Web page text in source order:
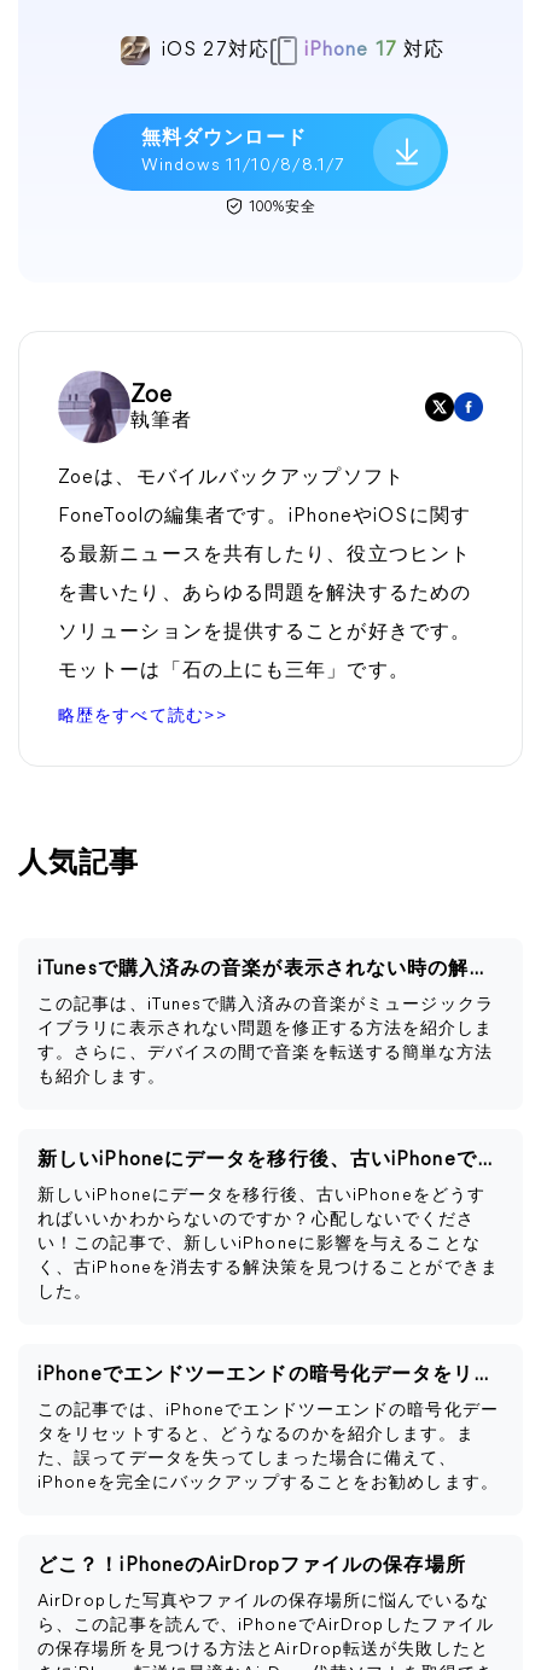
iOS 27対応 iPhone 17 対応
無料ダウンロード
Windows 11/10/8/8.1/7
100%安全
Zoe
執筆者
Zoeは、モバイルバックアップソフト
FoneToolの編集者です。iPhoneやiOSに関す
る最新ニュースを共有したり、役立つヒント
を書いたり、あらゆる問題を解決するための
ソリューションを提供することが好きです。
モットーは「石の上にも三年」です。
略歴をすべて読む>>
人気記事
iTunesで購入済みの音楽が表示されない時の解決策
この記事は、iTunesで購入済みの音楽がミュージックラ
イブラリに表示されない問題を修正する方法を紹介しま
す。さらに、デバイスの間で音楽を転送する簡単な方法
も紹介します。
新しいiPhoneにデータを移行後、古いiPhoneですべきこと
新しいiPhoneにデータを移行後、古いiPhoneをどうす
ればいいかわからないのですか？心配しないでくださ
い！この記事で、新しいiPhoneに影響を与えることな
く、古iPhoneを消去する解決策を見つけることができま
した。
iPhoneでエンドツーエンドの暗号化データをリセットするとどうなるか
この記事では、iPhoneでエンドツーエンドの暗号化デー
タをリセットすると、どうなるのかを紹介します。ま
た、誤ってデータを失ってしまった場合に備えて、
iPhoneを完全にバックアップすることをお勧めします。
どこ？！iPhoneのAirDropファイルの保存場所
AirDropした写真やファイルの保存場所に悩んでいるな
ら、この記事を読んで、iPhoneでAirDropしたファイル
の保存場所を見つける方法とAirDrop転送が失敗したと